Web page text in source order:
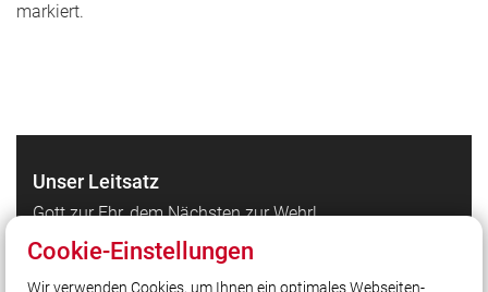
markiert.
Unser Leitsatz
Gott zur Ehr, dem Nächsten zur Wehr!
Cookie-Einstellungen
Wir verwenden Cookies, um Ihnen ein optimales Webseiten-